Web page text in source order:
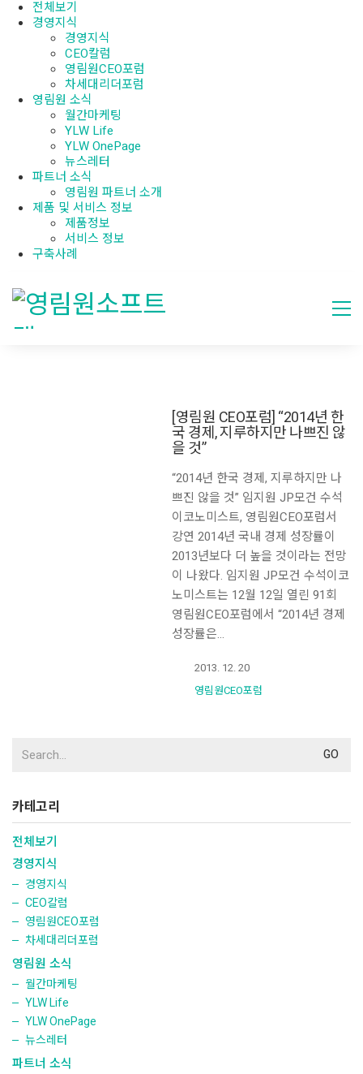
전체보기
경영지식
경영지식
CEO칼럼
영림원CEO포럼
차세대리더포럼
영림원 소식
월간마케팅
YLW Life
YLW OnePage
뉴스레터
파트너 소식
영림원 파트너 소개
제품 및 서비스 정보
제품정보
서비스 정보
구축사례
[영림원 CEO포럼] “2014년 한
국 경제, 지루하지만 나쁘진 않
을 것”
“2014년 한국 경제, 지루하지만 나
쁘진 않을 것” 임지원 JP모건 수석
이코노미스트, 영림원CEO포럼서
강연 2014년 국내 경제 성장률이
2013년보다 더 높을 것이라는 전망
이 나왔다. 임지원 JP모건 수석이코
노미스트는 12월 12일 열린 91회
영림원CEO포럼에서 “2014년 경제
성장률은…
2013. 12. 20
영림원CEO포럼
for:
카테고리
전체보기
경영지식
경영지식
CEO칼럼
영림원CEO포럼
차세대리더포럼
영림원 소식
월간마케팅
YLW Life
YLW OnePage
뉴스레터
파트너 소식